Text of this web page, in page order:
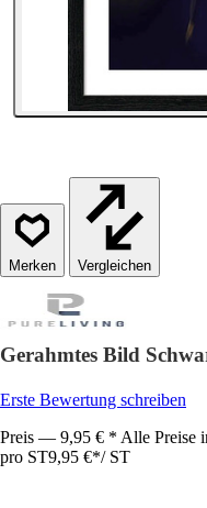
Vergleichen
Gerahmtes Bild
Erste Bewertung schreiben
Preis — 9,95 € * Alle Preise
pro ST9,95 €*/ ST